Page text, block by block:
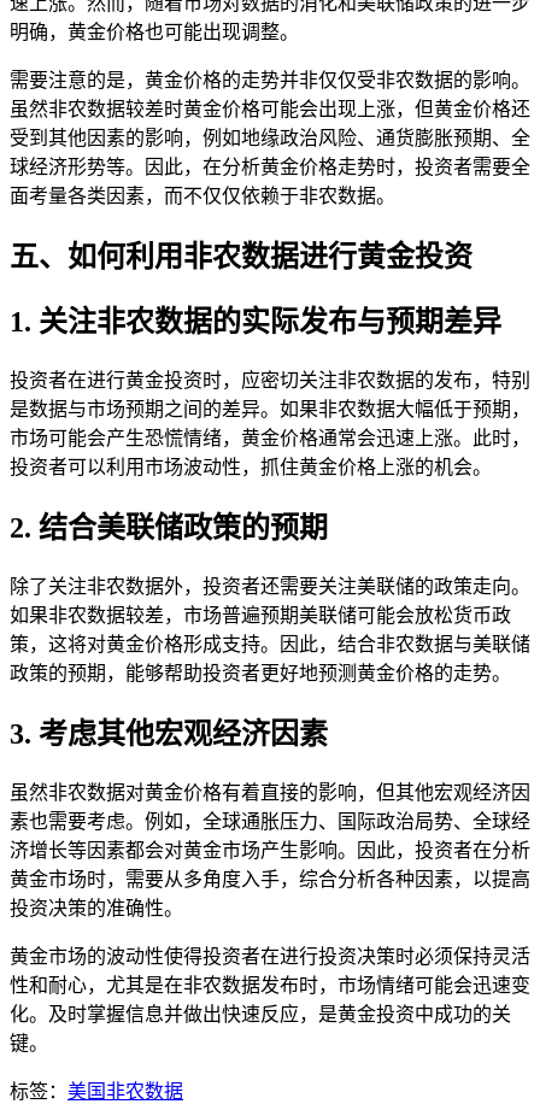
明确，黄金价格也可能出现调整。
需要注意的是，黄金价格的走势并非仅仅受非农数据的影响。
虽然非农数据较差时黄金价格可能会出现上涨，但黄金价格还
受到其他因素的影响，例如地缘政治风险、通货膨胀预期、全
球经济形势等。因此，在分析黄金价格走势时，投资者需要全
面考量各类因素，而不仅仅依赖于非农数据。
五、如何利用非农数据进行黄金投资
1. 关注非农数据的实际发布与预期差异
投资者在进行黄金投资时，应密切关注非农数据的发布，特别
是数据与市场预期之间的差异。如果非农数据大幅低于预期，
市场可能会产生恐慌情绪，黄金价格通常会迅速上涨。此时，
投资者可以利用市场波动性，抓住黄金价格上涨的机会。
2. 结合美联储政策的预期
除了关注非农数据外，投资者还需要关注美联储的政策走向。
如果非农数据较差，市场普遍预期美联储可能会放松货币政
策，这将对黄金价格形成支持。因此，结合非农数据与美联储
政策的预期，能够帮助投资者更好地预测黄金价格的走势。
3. 考虑其他宏观经济因素
虽然非农数据对黄金价格有着直接的影响，但其他宏观经济因
素也需要考虑。例如，全球通胀压力、国际政治局势、全球经
济增长等因素都会对黄金市场产生影响。因此，投资者在分析
黄金市场时，需要从多角度入手，综合分析各种因素，以提高
投资决策的准确性。
黄金市场的波动性使得投资者在进行投资决策时必须保持灵活
性和耐心，尤其是在非农数据发布时，市场情绪可能会迅速变
化。及时掌握信息并做出快速反应，是黄金投资中成功的关
键。
标签： 美国非农数据